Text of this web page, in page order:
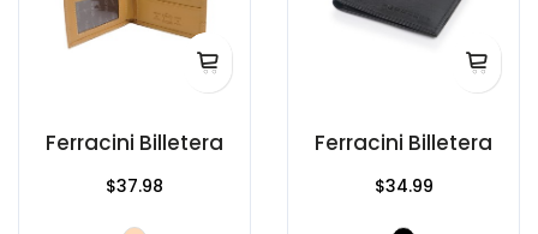
Ferracini Billetera
$37.98
Ferracini Billetera
$34.99